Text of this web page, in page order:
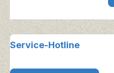
Service-Hotline